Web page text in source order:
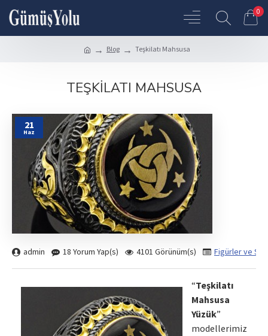
0
Blog Teşkilatı Mahsusa
TEŞKILATI MAHSUSA
21
Haz
admin 18 Yorum Yap(s) 4101 Görünüm(s) Figürler ve
“Teşkilatı
Mahsusa
Yüzük”
modellerimiz